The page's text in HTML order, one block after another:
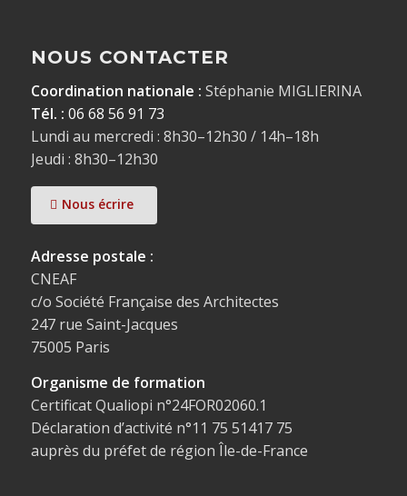
NOUS CONTACTER
Coordination nationale : Stéphanie MIGLIERINA
Tél. : 06 68 56 91 73
Lundi au mercredi : 8h30–12h30 / 14h–18h
Jeudi : 8h30–12h30
Nous écrire
Adresse postale :
CNEAF
c/o Société Française des Architectes
247 rue Saint-Jacques
75005 Paris
Organisme de formation
Certificat Qualiopi n°24FOR02060.1
Déclaration d’activité n°11 75 51417 75
auprès du préfet de région Île-de-France